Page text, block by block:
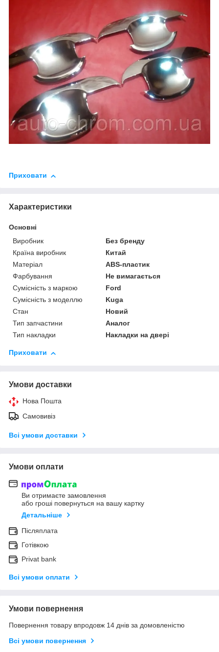
Приховати
Характеристики
Основні
Виробник
Без бренду
Країна виробник
Китай
Матеріал
ABS-пластик
Фарбування
Не вимагається
Сумісність з маркою
Ford
Сумісність з моделлю
Kuga
Стан
Новий
Тип запчастини
Аналог
Тип накладки
Накладки на двері
Приховати
Умови доставки
Нова Пошта
Самовивіз
Всі умови доставки
Умови оплати
Ви отримаєте замовлення
або гроші повернуться на вашу картку
Детальніше
Післяплата
Готівкою
Privat bank
Всі умови оплати
Умови повернення
Повернення товару впродовж 14 днів за домовленістю
Всі умови повернення